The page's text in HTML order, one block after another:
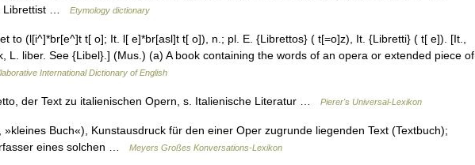
Librettist …
Etymology dictionary
to (l[i^]*br[e^]t t[ o]; It. l[ e]*br[asl]t t[ o]), n.; pl. E. {Librettos} ( t[=o]z), It. {Libretti} ( t[ e]). [It.,
L. liber. See {Libel}.] (Mus.) (a) A book containing the words of an opera or extended piece of
International Dictionary of English
der Text zu italienischen Opern, s. Italienische Literatur … Pierer's Universal-Lexikon
Buch«), Kunstausdruck für den einer Oper zugrunde liegenden Text (Textbuch);
eines solchen …
Meyers Großes Konversations-Lexikon